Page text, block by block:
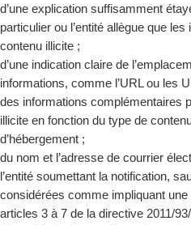
d’une explication suffisamment
particulier ou l’entité allègue que
contenu illicite ;
d’une indication claire de
informations, comme l’URL ou les
des informations complémentaires
illicite en fonction du type de
d’hébergement ;
du nom et l’adresse de courrier
l’entité soumettant la notification,
considérées comme impliquant
articles 3 à 7 de la directive 2011/